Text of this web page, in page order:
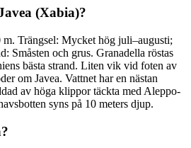
(Xabia)?
Trängsel: Mycket hög juli–augusti;
Småsten och grus. Granadella röstas
bästa strand. Liten vik vid foten av
om Javea. Vattnet har en nästan
av höga klippor täckta med Aleppo-
syns på 10 meters djup.